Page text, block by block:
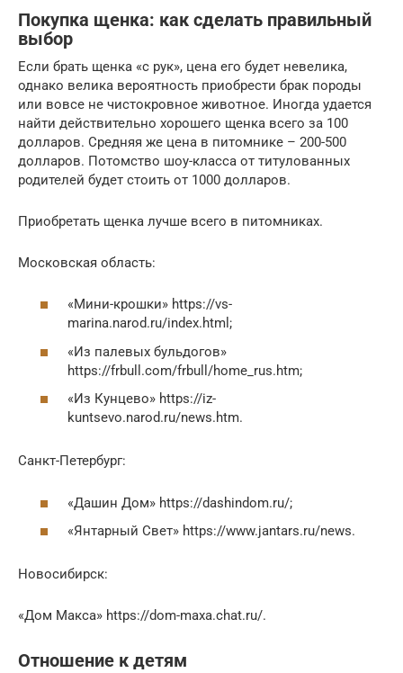
Покупка щенка: как сделать правильный
выбор
Если брать щенка «с рук», цена его будет невелика,
однако велика вероятность приобрести брак породы
или вовсе не чистокровное животное. Иногда удается
найти действительно хорошего щенка всего за 100
долларов. Средняя же цена в питомнике – 200-500
долларов. Потомство шоу-класса от титулованных
родителей будет стоить от 1000 долларов.
Приобретать щенка лучше всего в питомниках.
Московская область:
«Мини-крошки» https://vs-
marina.narod.ru/index.html;
«Из палевых бульдогов»
https://frbull.com/frbull/home_rus.htm;
«Из Кунцево» https://iz-
kuntsevo.narod.ru/news.htm.
Санкт-Петербург:
«Дашин Дом» https://dashindom.ru/;
«Янтарный Свет» https://www.jantars.ru/news.
Новосибирск:
«Дом Макса» https://dom-maxa.chat.ru/.
Отношение к детям